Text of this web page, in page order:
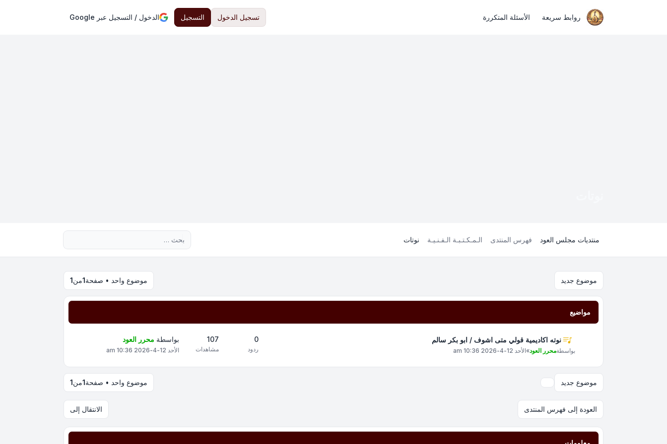
روابط سريعة الأسئلة المتكررة تسجيل الدخول التسجيل الدخول / التسجيل عبر Google
منتديات مجلس العود فهرس المنتدى الـمـكـتـبـة الـفـنـيـة نوتات بحث متقدم
موضوع جديد موضوع واحد • صفحة1من1
مواضيع
نوته اكاديمية قولي متى اشوف / ابو بكر سالم
بواسطةمحرر العود»الأحد 12-4-2026 10:36 am
0
ردود
107
مشاهدات
بواسطة محرر العود
الأحد 12-4-2026 10:36 am
موضوع جديد خيارات العرض والترتيب موضوع واحد • صفحة1من1
العودة إلى فهرس المنتدى الانتقال إلى